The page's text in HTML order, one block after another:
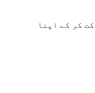
کر کے اپنا